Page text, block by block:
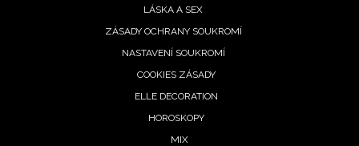
LÁSKA A SEX
ZÁSADY OCHRANY SOUKROMÍ
NASTAVENÍ SOUKROMÍ
COOKIES ZÁSADY
ELLE DECORATION
HOROSKOPY
MIX